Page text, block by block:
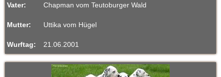
Vater: Chapman vom Teutoburger Wald
Mutter: Uttika vom Hügel
Wurftag: 21.06.2001